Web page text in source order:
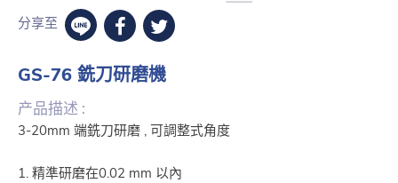
分享至
GS-76 銑刀研磨機
产品描述 :
3-20mm 端銑刀研磨 , 可調整式角度
1. 精準研磨在0.02 mm 以內